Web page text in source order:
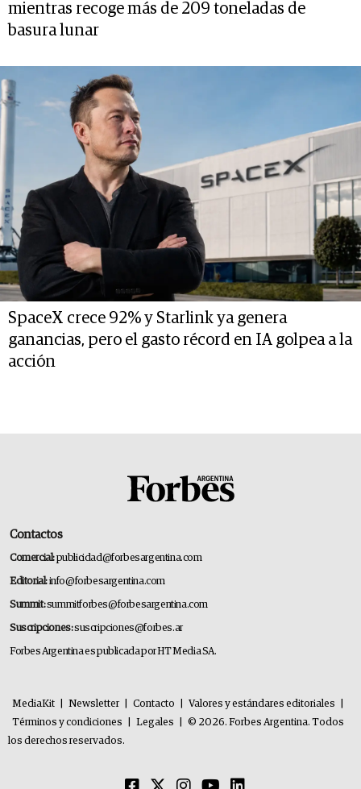
mientras recoge más de 209 toneladas de
basura lunar
SpaceX crece 92% y Starlink ya genera
ganancias, pero el gasto récord en IA golpea a la
acción
Contactos
Comercial:publicidad@forbesargentina.com
Editorial:info@forbesargentina.com
Summit:summitforbes@forbesargentina.com
Suscripciones:suscripciones@forbes.ar
Forbes Argentina es publicada por HT Media SA.
MediaKit Newsletter Contacto Valores y estándares editoriales
Términos y condiciones
Legales
© 2026. Forbes Argentina. Todos
los derechos reservados.